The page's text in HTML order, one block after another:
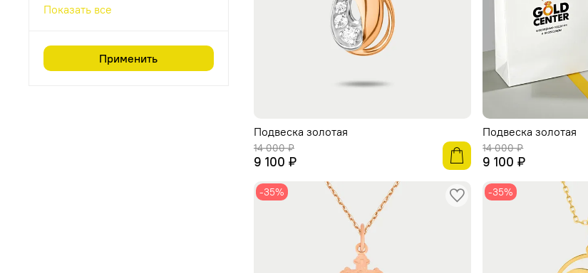
Подвеска золотая
14 000 ₽
9 100 ₽
Подвеска золотая
14 000 ₽
9 100 ₽
-35% -35%
Показать все
Применить